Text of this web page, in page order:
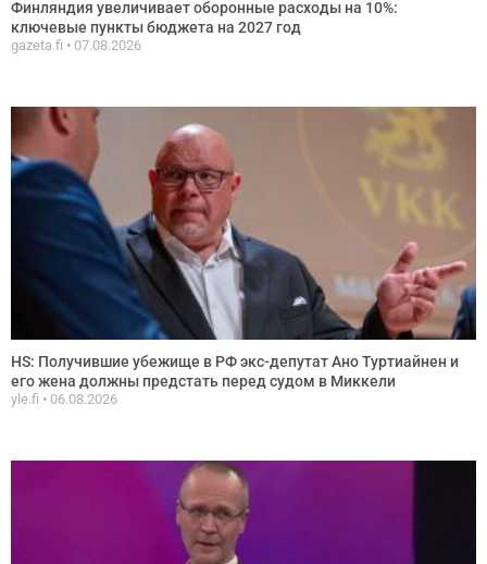
Финляндия увеличивает оборонные расходы на 10%:
ключевые пункты бюджета на 2027 год
gazeta.fi 07.08.2026
HS: Получившие убежище в РФ экс-депутат Ано Туртиайнен и
его жена должны предстать перед судом в Миккели
yle.fi 06.08.2026